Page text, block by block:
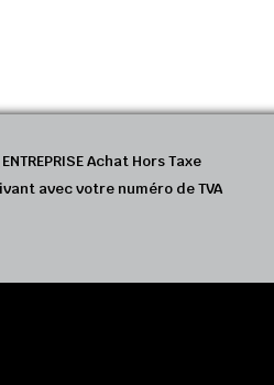
ENTREPRISE Achat Hors Taxe
avec votre numéro de TVA